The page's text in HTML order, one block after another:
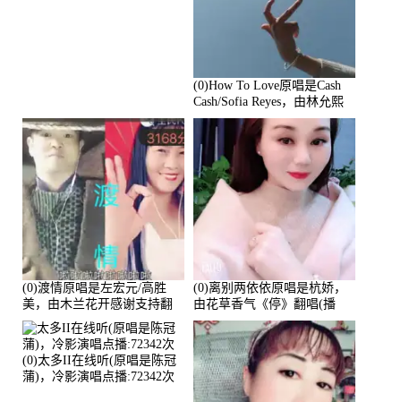
(0)How To Love原唱是Cash
Cash/Sofia Reyes，由林允熙
翻唱(播放:84447)
(0)渡情原唱是左宏元/高胜
美，由木兰花开感谢支持翻
唱(播放:82339)
(0)离别两依依原唱是杭娇，
由花草香气《停》翻唱(播
放:81215)
(0)太多II在线听(原唱是陈冠
蒲)，冷影演唱点播:72342次